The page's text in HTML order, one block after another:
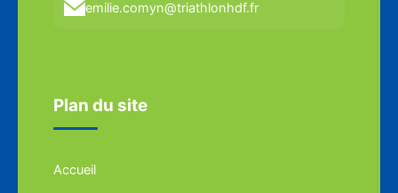
emilie.comyn@triathlonhdf.fr
Plan du site
Accueil